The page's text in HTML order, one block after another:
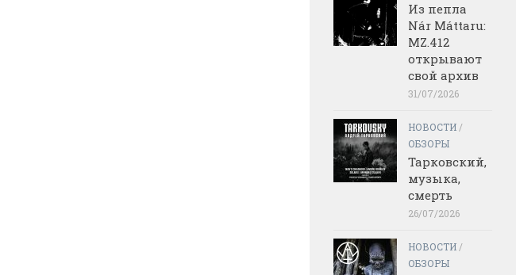
Из пепла
Nár Máttaru:
MZ.412
открывают
свой архив
31/07/2026
НОВОСТИ /
ОБЗОРЫ
Тарковский,
музыка,
смерть
26/07/2026
НОВОСТИ /
ОБЗОРЫ